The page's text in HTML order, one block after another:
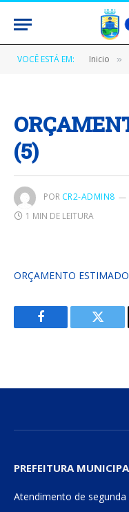
VOCÊ ESTÁ EM: Inicio »
(5)
POR CR2-ADMIN8
1 MIN DE LEITURA
ORÇAMENTO
Facebook
PREFEITURA
Atendimento de segunda